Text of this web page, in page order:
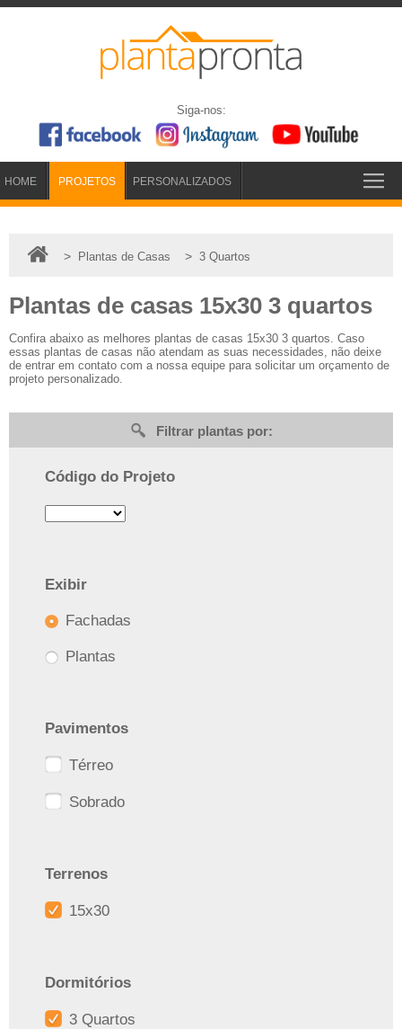
Siga-nos:
HOME PROJETOS PERSONALIZADOS
> Plantas de Casas > 3 Quartos
Plantas de casas 15x30 3 quartos
Confira abaixo as melhores plantas de casas 15x30 3 quartos. Caso
essas plantas de casas não atendam as suas necessidades, não deixe
de entrar em contato com a nossa equipe para solicitar um orçamento de
projeto personalizado.
Filtrar plantas por:
Código do Projeto
Exibir
Fachadas
Plantas
Pavimentos
Térreo
Sobrado
Terrenos
15x30
Dormitórios
3 Quartos